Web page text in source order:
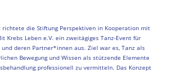
richtete die Stiftung Perspektiven in Kooperation mit
Krebs Leben e.V. ein zweitägiges Tanz-Event für
deren Partner*innen aus. Ziel war es, Tanz als
Bewegung und Wissen als stützende Elemente
professionell zu vermitteln. Das Konzept